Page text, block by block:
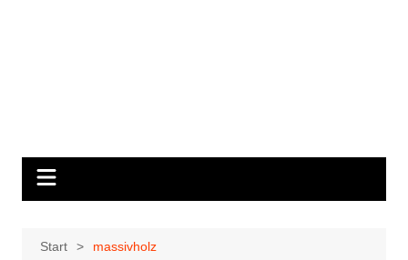
Start massivholz